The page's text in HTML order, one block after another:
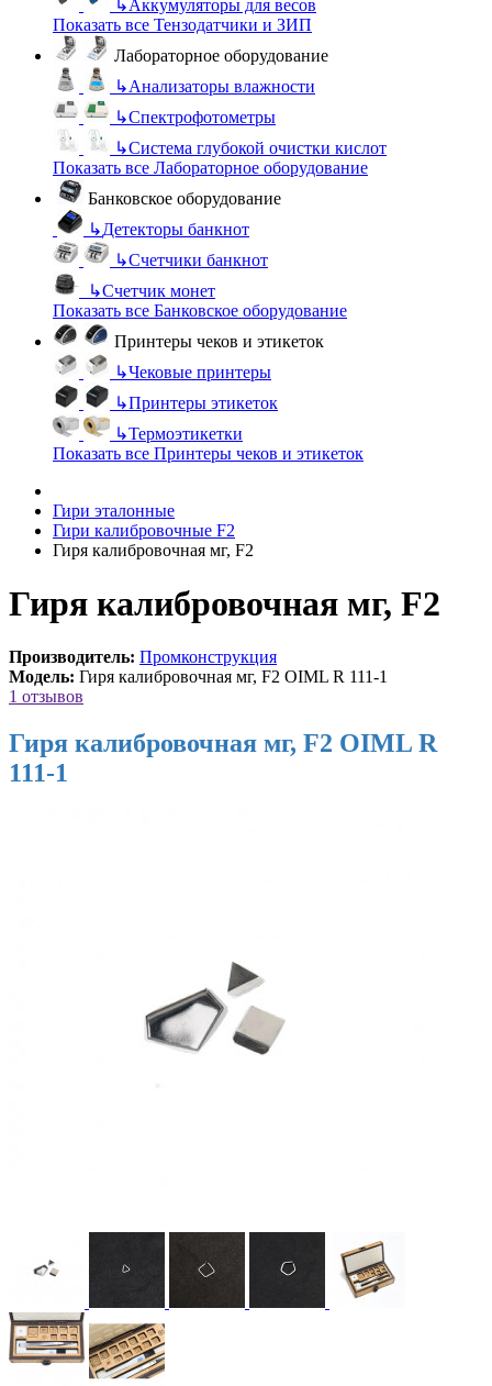
↳Аккумуляторы для весов
Показать все Тензодатчики и ЗИП
Лабораторное оборудование
↳Анализаторы влажности
↳Спектрофотометры
↳Система глубокой очистки кислот
Показать все Лабораторное оборудование
Банковское оборудование
↳Детекторы банкнот
↳Счетчики банкнот
↳Счетчик монет
Показать все Банковское оборудование
Принтеры чеков и этикеток
↳Чековые принтеры
↳Принтеры этикеток
↳Термоэтикетки
Показать все Принтеры чеков и этикеток
Гири эталонные
Гири калибровочные F2
Гиря калибровочная мг, F2
Гиря калибровочная мг, F2
Производитель: Промконструкция
Модель: Гиря калибровочная мг, F2 OIML R 111-1
1 отзывов
Гиря калибровочная мг, F2 OIML R
111-1